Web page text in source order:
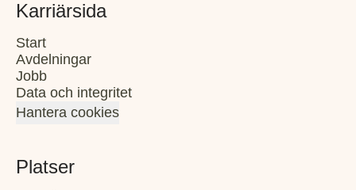
Karriärsida
Start
Avdelningar
Jobb
Data och integritet
Hantera cookies
Platser